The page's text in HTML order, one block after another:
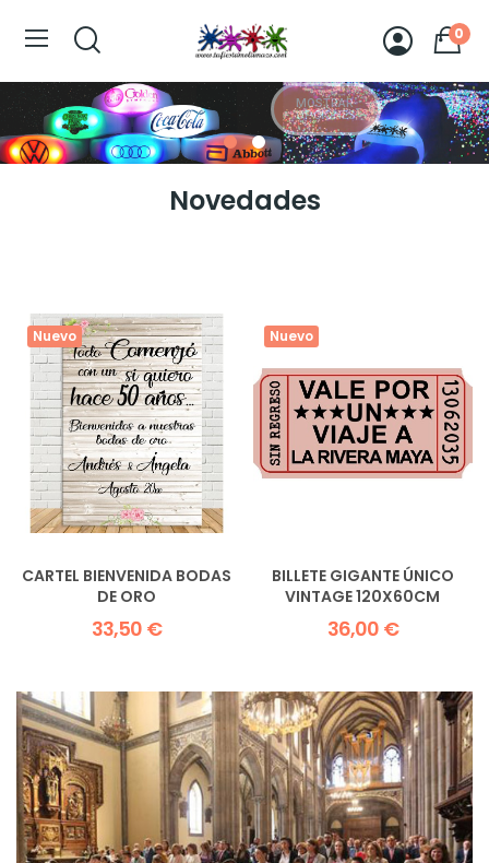
0
MOSTRAR
OPCIONES
MOSTRAR
OPCIONES
Novedades
Nuevo
CARTEL BIENVENIDA BODAS
DE ORO
33,50 €
Nuevo
BILLETE GIGANTE ÚNICO
VINTAGE 120X60CM
36,00 €